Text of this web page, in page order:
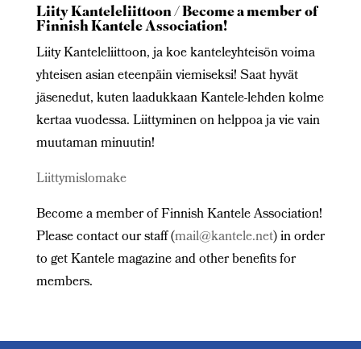
Liity Kanteleliittoon / Become a member of
Finnish Kantele Association!
Liity Kanteleliittoon, ja koe kanteleyhteisön voima
yhteisen asian eteenpäin viemiseksi! Saat hyvät
jäsenedut, kuten laadukkaan Kantele-lehden kolme
kertaa vuodessa. Liittyminen on helppoa ja vie vain
muutaman minuutin!
Liittymislomake
Become a member of Finnish Kantele Association!
Please contact our staff (mail@kantele.net) in order
to get Kantele magazine and other benefits for
members.